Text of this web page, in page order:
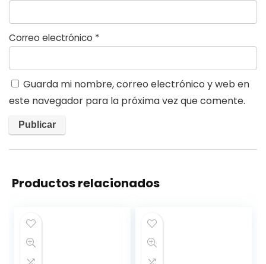
Correo electrónico *
Guarda mi nombre, correo electrónico y web en
este navegador para la próxima vez que comente.
Productos relacionados